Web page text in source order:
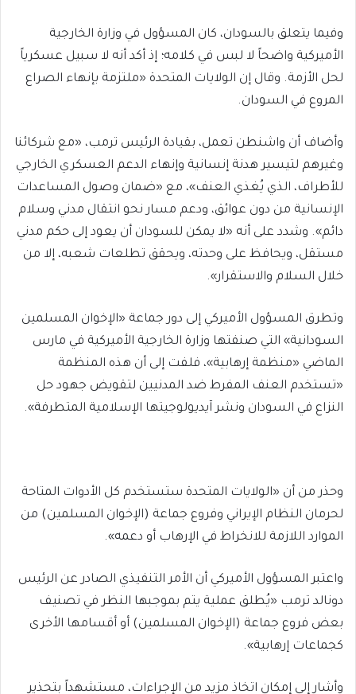
وفيما يتعلق بالسودان، كان المسؤول في وزارة الخارجية
الأميركية واضحاً لا لبس في كلامه؛ إذ أكد أنه لا سبيل عسكرياً
لحل الأزمة. وقال إن الولايات المتحدة «ملتزمة بإنهاء الصراع
المروع في السودان.
وأضاف أن واشنطن تعمل، بقيادة الرئيس ترمب، «مع شركائنا
وغيرهم لتيسير هدنة إنسانية وإنهاء الدعم العسكري الخارجي
للأطراف، الذي يُغذي العنف»، مع «ضمان وصول المساعدات
الإنسانية من دون عوائق، ودعم مسار نحو انتقال مدني وسلام
دائم». وشدد على أنه «لا يمكن للسودان أن يعود إلى حكم مدني
مستقل، ويحافظ على وحدته، ويحقق تطلعات شعبه، إلا من
خلال السلام والاستقرار».
وتطرق المسؤول الأميركي إلى دور جماعة «الإخوان المسلمين
السودانية» التي صنفتها وزارة الخارجية الأميركية في مارس
الماضي «منظمة إرهابية»، فلفت إلى أن هذه المنظمة
«تستخدم العنف المفرط ضد المدنيين لتقويض جهود حل
النزاع في السودان ونشر آيديولوجيتها الإسلامية المتطرفة».
وحذر من أن «الولايات المتحدة ستستخدم كل الأدوات المتاحة
لحرمان النظام الإيراني وفروع جماعة (الإخوان المسلمين) من
الموارد اللازمة للانخراط في الإرهاب أو دعمه».
واعتبر المسؤول الأميركي أن الأمر التنفيذي الصادر عن الرئيس
دونالد ترمب «يُطلق عملية يتم بموجبها النظر في تصنيف
بعض فروع جماعة (الإخوان المسلمين) أو أقسامها الأخرى
كجماعات إرهابية».
وأشار إلى إمكان اتخاذ مزيد من الإجراءات، مستشهداً بتحذير